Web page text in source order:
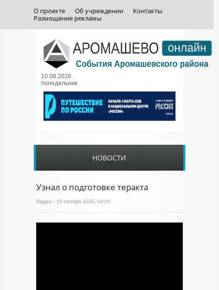
О проекте Об учреждении
Контакты
Размещение рекламы
10.08.2026
понедельник
НОВОСТИ
Узнал о подготовке теракта
Видео - 13 ноября 2025, 09:00